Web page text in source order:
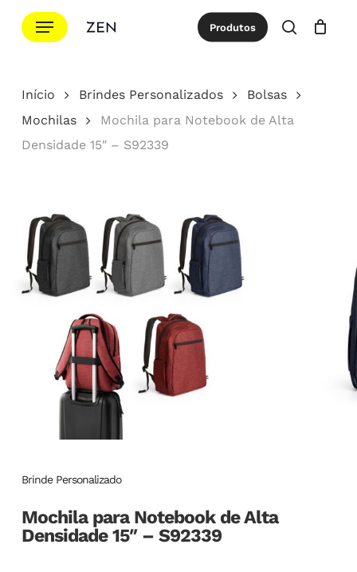
para
principal
Menu Produtos
procurar
Cotação Close
Início Brindes Personalizados
Bolsas
Mochilas
Mochila para Notebook de Alta
Densidade 15″ – S92339
Brinde Personalizado
Mochila para Notebook de Alta
Densidade 15″ – S92339